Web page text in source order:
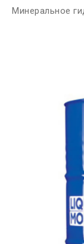
Минеральное